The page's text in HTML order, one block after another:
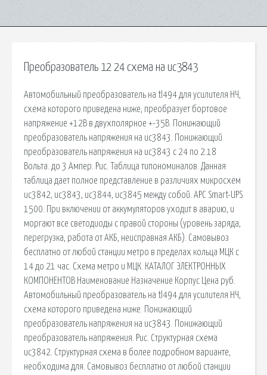
Преобразователь 12 24 схема на uc3843
Автомобильный преобразователь на tl494 для усилителя НЧ,
схема которого приведена ниже, преобразует бортовое
напряжение +12В в двухполярное +-35В. Понижающий
преобразователь напряжения на uc3843. Понижающий
преобразователь напряжения на uc3843 с 24 по 2.18
Вольта. до 3 Ампер. Рис. Таблица типономиналов. Данная
таблица дает полное представление в различиях микросхем
uc3842, uc3843, uc3844, uc3845 между собой. APC Smart-UPS
1500. При включении от аккумуляторов уходит в аварию, и
моргают все светодиоды с правой стороны (уровень заряда,
перегрузка, работа от АКБ, неисправная АКБ). Самовывоз
бесплатно от любой станции метро в пределах кольца МЦК с
14 до 21 час. Схема метро и МЦК. КАТАЛОГ ЭЛЕКТРОННЫХ
КОМПОНЕНТОВ Наименование Назначение Корпус Цена руб.
Автомобильный преобразователь на tl494 для усилителя НЧ,
схема которого приведена ниже. Понижающий
преобразователь напряжения на uc3843. Понижающий
преобразователь напряжения. Рис. Структурная схема
uc3842. Структурная схема в более подробном варианте,
необходима для. Самовывоз бесплатно от любой станции